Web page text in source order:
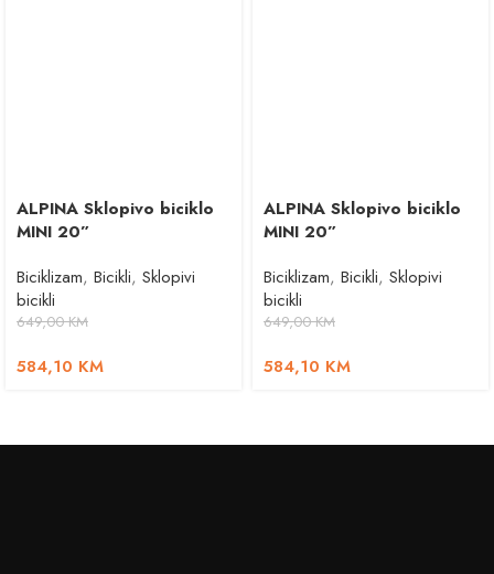
ALPINA Sklopivo biciklo
MINI 20”
Biciklizam, Bicikli, Sklopivi
bicikli
649,00KM
584,10 KM
ALPINA Sklopivo biciklo
MINI 20”
Biciklizam, Bicikli, Sklopivi
bicikli
649,00KM
584,10 KM